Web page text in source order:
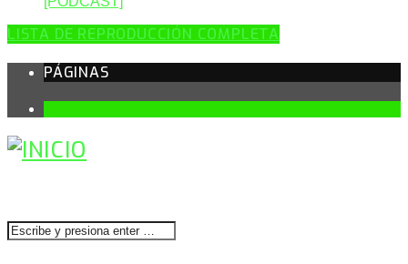
LISTA DE REPRODUCCIÓN COMPLETA
PÁGINAS